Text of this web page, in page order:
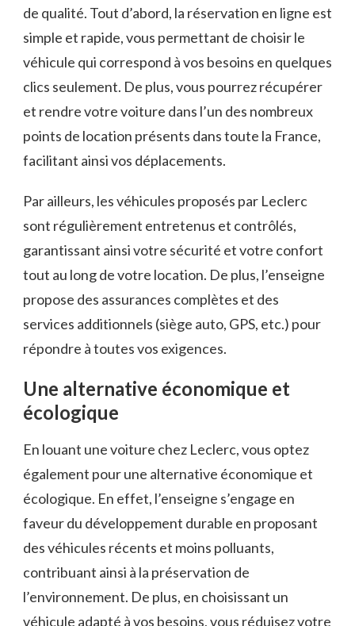
de qualité. Tout d’abord, la réservation en ligne est
simple et rapide, vous permettant de choisir le
véhicule qui correspond à vos besoins en quelques
clics seulement. De plus, vous pourrez récupérer
et rendre votre voiture dans l’un des nombreux
points de location présents dans toute la France,
facilitant ainsi vos déplacements.
Par ailleurs, les véhicules proposés par Leclerc
sont régulièrement entretenus et contrôlés,
garantissant ainsi votre sécurité et votre confort
tout au long de votre location. De plus, l’enseigne
propose des assurances complètes et des
services additionnels (siège auto, GPS, etc.) pour
répondre à toutes vos exigences.
Une alternative économique et
écologique
En louant une voiture chez Leclerc, vous optez
également pour une alternative économique et
écologique. En effet, l’enseigne s’engage en
faveur du développement durable en proposant
des véhicules récents et moins polluants,
contribuant ainsi à la préservation de
l’environnement. De plus, en choisissant un
véhicule adapté à vos besoins, vous réduisez votre